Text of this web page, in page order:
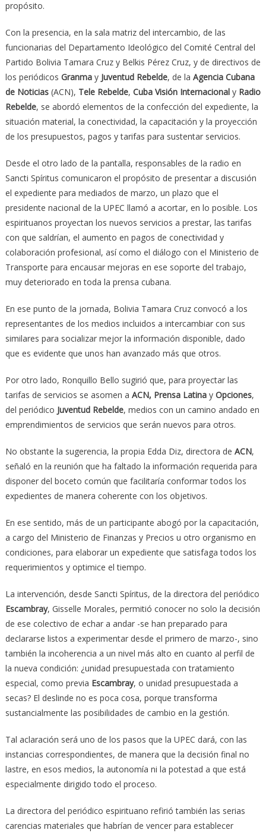
propósito.
Con la presencia, en la sala matriz del intercambio, de las
funcionarias del Departamento Ideológico del Comité Central del
Partido Bolivia Tamara Cruz y Belkis Pérez Cruz, y de directivos de
los periódicos Granmay Juventud Rebelde, de la Agencia Cubana
de Noticias(ACN), Tele Rebelde, Cuba Visión Internacionaly Radio
Rebelde, se abordó elementos de la confección del expediente, la
situación material, la conectividad, la capacitación y la proyección
de los presupuestos, pagos y tarifas para sustentar servicios.
Desde el otro lado de la pantalla, responsables de la radio en
Sancti Spíritus comunicaron el propósito de presentar a discusión
el expediente para mediados de marzo, un plazo que el
presidente nacional de la UPEC llamó a acortar, en lo posible. Los
espirituanos proyectan los nuevos servicios a prestar, las tarifas
con que saldrían, el aumento en pagos de conectividad y
colaboración profesional, así como el diálogo con el Ministerio de
Transporte para encausar mejoras en ese soporte del trabajo,
muy deteriorado en toda la prensa cubana.
En ese punto de la jornada, Bolivia Tamara Cruz convocó a los
representantes de los medios incluidos a intercambiar con sus
similares para socializar mejor la información disponible, dado
que es evidente que unos han avanzado más que otros.
Por otro lado, Ronquillo Bello sugirió que, para proyectar las
tarifas de servicios se asomen a ACN, Prensa Latina y Opciones,
del periódico Juventud Rebelde, medios con un camino andado en
emprendimientos de servicios que serán nuevos para otros.
No obstante la sugerencia, la propia Edda Diz, directora de ACN,
señaló en la reunión que ha faltado la información requerida para
disponer del boceto común que facilitaría conformar todos los
expedientes de manera coherente con los objetivos.
En ese sentido, más de un participante abogó por la capacitación,
a cargo del Ministerio de Finanzas y Precios u otro organismo en
condiciones, para elaborar un expediente que satisfaga todos los
requerimientos y optimice el tiempo.
La intervención, desde Sancti Spíritus, de la directora del periódico
Escambray, Gisselle Morales, permitió conocer no solo la decisión
de ese colectivo de echar a andar -se han preparado para
declararse listos a experimentar desde el primero de marzo-, sino
también la incoherencia a un nivel más alto en cuanto al perfil de
la nueva condición: ¿unidad presupuestada con tratamiento
especial, como previa Escambray, o unidad presupuestada a
secas? El deslinde no es poca cosa, porque transforma
sustancialmente las posibilidades de cambio en la gestión.
Tal aclaración será uno de los pasos que la UPEC dará, con las
instancias correspondientes, de manera que la decisión final no
lastre, en esos medios, la autonomía ni la potestad a que está
especialmente dirigido todo el proceso.
La directora del periódico espirituano refirió también las serias
carencias materiales que habrían de vencer para establecer